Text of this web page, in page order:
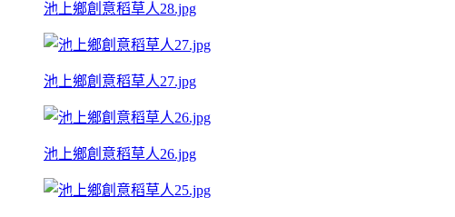
池上鄉創意稻草人28.jpg
池上鄉創意稻草人27.jpg
池上鄉創意稻草人26.jpg